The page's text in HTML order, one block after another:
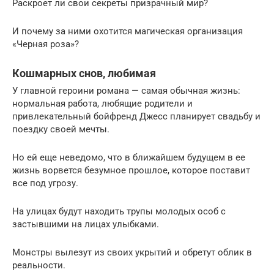
Раскроет ли свои секреты призрачный мир?
И почему за ними охотится магическая организация
«Черная роза»?
Кошмарных снов, любимая
У главной героини романа — самая обычная жизнь:
нормальная работа, любящие родители и
привлекательный бойфренд Джесс планирует свадьбу и
поездку своей мечты.
Но ей еще неведомо, что в ближайшем будущем в ее
жизнь ворвется безумное прошлое, которое поставит
все под угрозу.
На улицах будут находить трупы молодых особ с
застывшими на лицах улыбками.
Монстры вылезут из своих укрытий и обретут облик в
реальности.